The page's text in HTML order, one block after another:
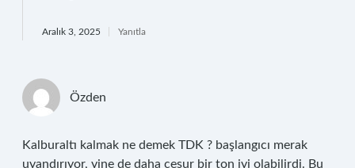
Aralık 3, 2025 Yanıtla
Özden
Kalburaltı kalmak ne demek TDK ? başlangıcı merak
uyandırıyor, yine de daha cesur bir ton iyi olabilirdi. Bu